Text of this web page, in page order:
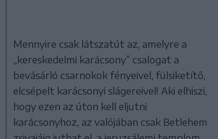
Mennyire csak látszatút az, amelyre a
„kereskedelmi karácsony” csalogat a
bevásárló csarnokok fényeivel, fülsiketítő,
elcsépelt karácsonyi slágereivel! Aki elhiszi,
hogy ezen az úton kell eljutni
karácsonyhoz, az valójában csak Betlehem